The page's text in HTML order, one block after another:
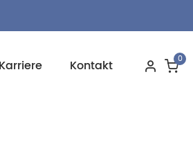
Karriere Kontakt
0